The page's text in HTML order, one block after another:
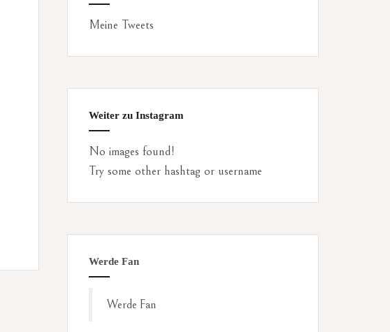
Meine Tweets
Weiter zu Instagram
No images found!
Try some other hashtag or username
Werde Fan
Werde Fan